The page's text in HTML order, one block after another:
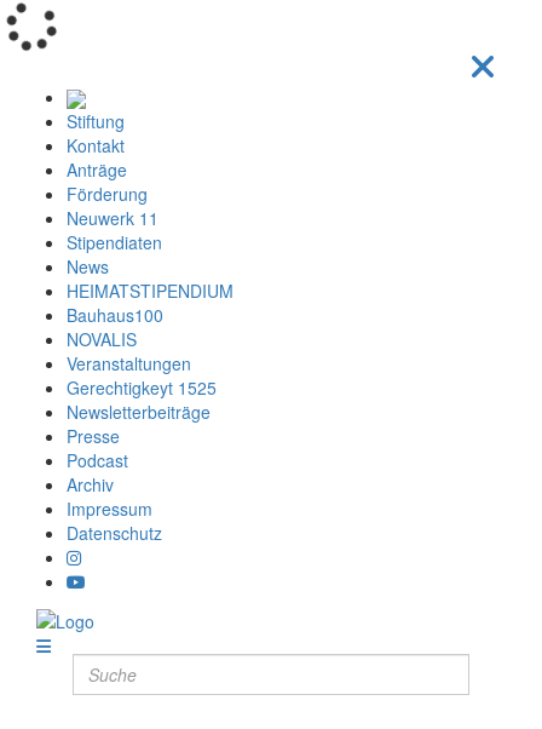
Stiftung
Kontakt
Anträge
Förderung
Neuwerk 11
Stipendiaten
News
HEIMATSTIPENDIUM
Bauhaus100
NOVALIS
Veranstaltungen
Gerechtigkeyt 1525
Newsletterbeiträge
Presse
Podcast
Archiv
Impressum
Datenschutz